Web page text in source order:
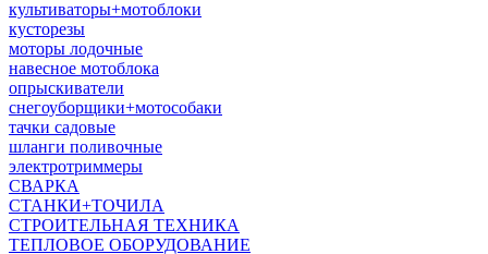
культиваторы+мотоблоки
кусторезы
моторы лодочные
навесное мотоблока
опрыскиватели
снегоуборщики+мотособаки
тачки садовые
шланги поливочные
электротриммеры
СВАРКА
СТАНКИ+ТОЧИЛА
СТРОИТЕЛЬНАЯ ТЕХНИКА
ТЕПЛОВОЕ ОБОРУДОВАНИЕ